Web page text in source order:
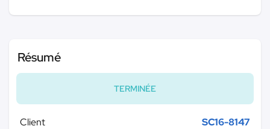
Résumé
TERMINÉE
Client
SC16-8147